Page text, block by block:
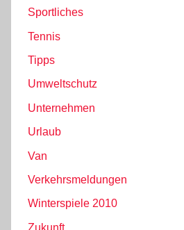
Sportliches
Tennis
Tipps
Umweltschutz
Unternehmen
Urlaub
Van
Verkehrsmeldungen
Winterspiele 2010
Zukunft